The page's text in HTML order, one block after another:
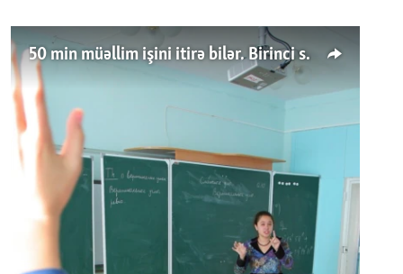
50 min müəllim işini itirə bilər. Birinci sinfə gedənlər azalır